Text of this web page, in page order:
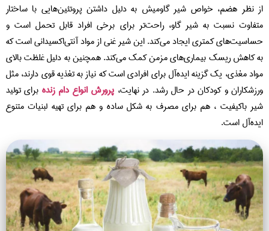
از نظر هضم، خواص شیر گاومیش به دلیل داشتن پروتئین‌هایی با ساختار
متفاوت نسبت به شیر گاو، راحت‌تر برای برخی افراد قابل تحمل است و
حساسیت‌های کمتری ایجاد می‌کند. این شیر غنی از مواد آنتی‌اکسیدانی است که
به کاهش ریسک بیماری‌های مزمن کمک می‌کند. همچنین به دلیل غلظت بالای
مواد مغذی، یک گزینه ایده‌آل برای افرادی است که نیاز به تغذیه قوی دارند، مثل
ورزشکاران و کودکان در حال رشد. در نهایت، پرورش انواع دام زنده برای تولید
شیر باکیفیت ، هم برای مصرف به شکل ساده و هم برای تهیه لبنیات متنوع
ایده‌آل است.